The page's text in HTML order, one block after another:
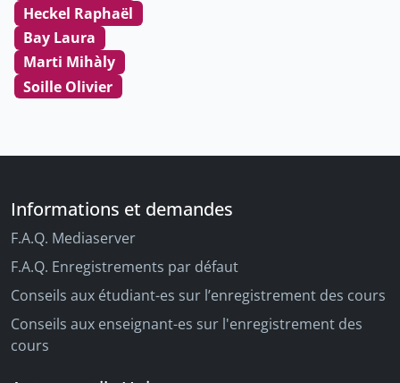
Heckel Raphaël
Bay Laura
Marti Mihàly
Soille Olivier
Informations et demandes
F.A.Q. Mediaserver
F.A.Q. Enregistrements par défaut
Conseils aux étudiant-es sur l’enregistrement des cours
Conseils aux enseignant-es sur l'enregistrement des
cours